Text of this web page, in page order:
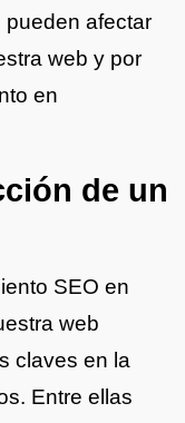
pueden afectar
web y por
en
de un
SEO en
web
claves en la
Entre ellas